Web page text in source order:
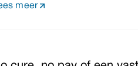
meer